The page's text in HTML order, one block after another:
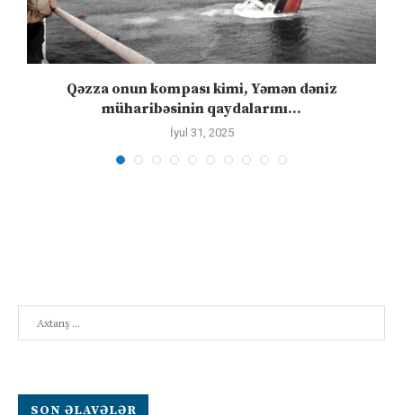
Qəzza onun kompası kimi, Yəmən dəniz
müharibəsinin qaydalarını...
İyul 31, 2025
SON ƏLAVƏLƏR